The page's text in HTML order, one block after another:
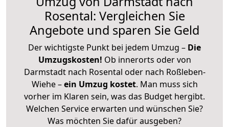
Rosental: Vergleichen Sie
Angebote und sparen Sie Geld
Der wichtigste Punkt bei jedem Umzug – Die
Umzugskosten! Ob innerorts oder von
Darmstadt nach Rosental oder nach Roßleben-
Wiehe –ein Umzug kostet. Man muss sich
vorher im Klaren sein, was das Budget hergibt.
Welchen Service erwarten und wünschen Sie?
Was möchten Sie dafür ausgeben?